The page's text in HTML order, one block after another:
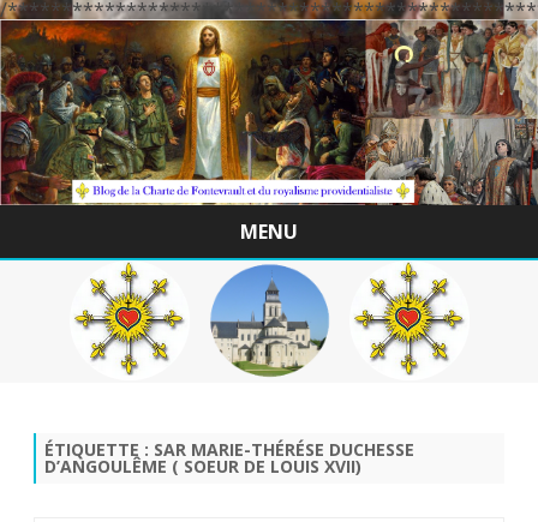
/
MENU
Skip
to
content
ÉTIQUETTE : SAR MARIE-THÉRÉSE DUCHESSE
D’ANGOULÊME ( SOEUR DE LOUIS XVII)